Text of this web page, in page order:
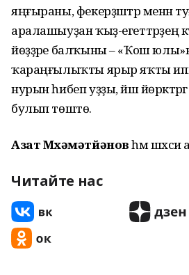
яңғыраны, фекерҙәштәр менән
аралашыуҙан ҡыҙ-егеттәрҙең
йөҙҙәре балҡыны – «Ҡош
ҡараңғылыҡты ярыр яҡты
нурын һибеп уҙҙы, йәш
булып төштө.
Азат Мөхәмәтйәновһәм
Читайте нас